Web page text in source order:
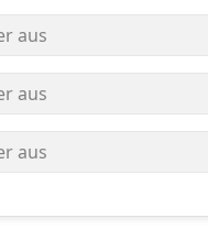
aus
aus
aus